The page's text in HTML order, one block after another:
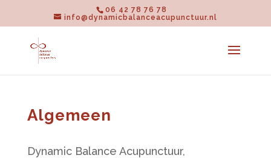
06 42 78 76 78
info@dynamicbalanceacupunctuur.nl
Algemeen
Dynamic Balance Acupunctuur,